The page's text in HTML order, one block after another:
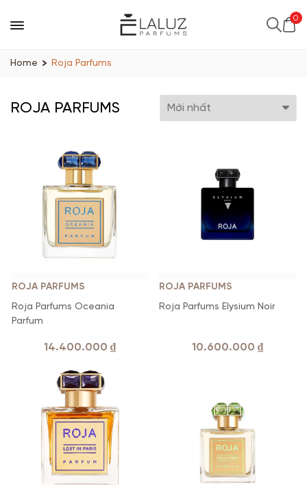
0
Home Roja Parfums
ROJA PARFUMS
ROJA PARFUMS
Roja Parfums Oceania
Parfum
14.400.000 ₫
ROJA PARFUMS
Roja Parfums Elysium Noir
10.600.000 ₫